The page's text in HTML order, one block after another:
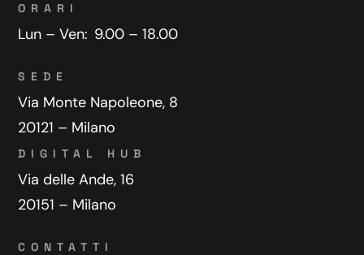
ORARI
Lun – Ven: 9.00 – 18.00
SEDE
Via Monte Napoleone, 8
20121 – Milano
DIGITAL HUB
Via delle Ande, 16
20151 – Milano
CONTATTI